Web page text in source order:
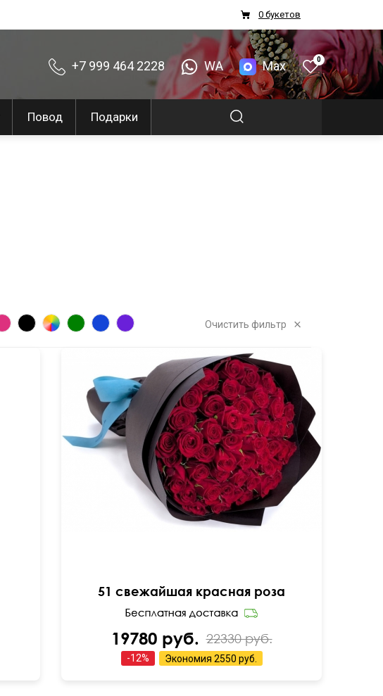
0 букетов
+7 999 464 2228 WA Max 0
Повод Подарки
Очистить фильтр
50 см 60 см
51 свежайшая красная роза
19780 руб. 22330 руб.
-12% Экономия 2550 руб.